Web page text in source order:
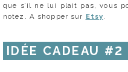
que s’il ne lui plait pas, vous
notez. A shopper sur Etsy
IDÉE CADEAU #2